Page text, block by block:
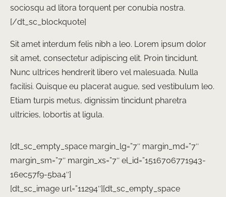
sociosqu ad litora torquent per conubia nostra.
[/dt_sc_blockquote]
Sit amet interdum felis nibh a leo. Lorem ipsum dolor
sit amet, consectetur adipiscing elit. Proin tincidunt.
Nunc ultrices hendrerit libero vel malesuada. Nulla
facilisi. Quisque eu placerat augue, sed vestibulum leo.
Etiam turpis metus, dignissim tincidunt pharetra
ultricies, lobortis at ligula.
[dt_sc_empty_space margin_lg=”7″ margin_md=”7″
margin_sm=”7″ margin_xs=”7″ el_id=”1516706771943-
16ec57f9-5ba4″]
[dt_sc_image url=”11294″][dt_sc_empty_space